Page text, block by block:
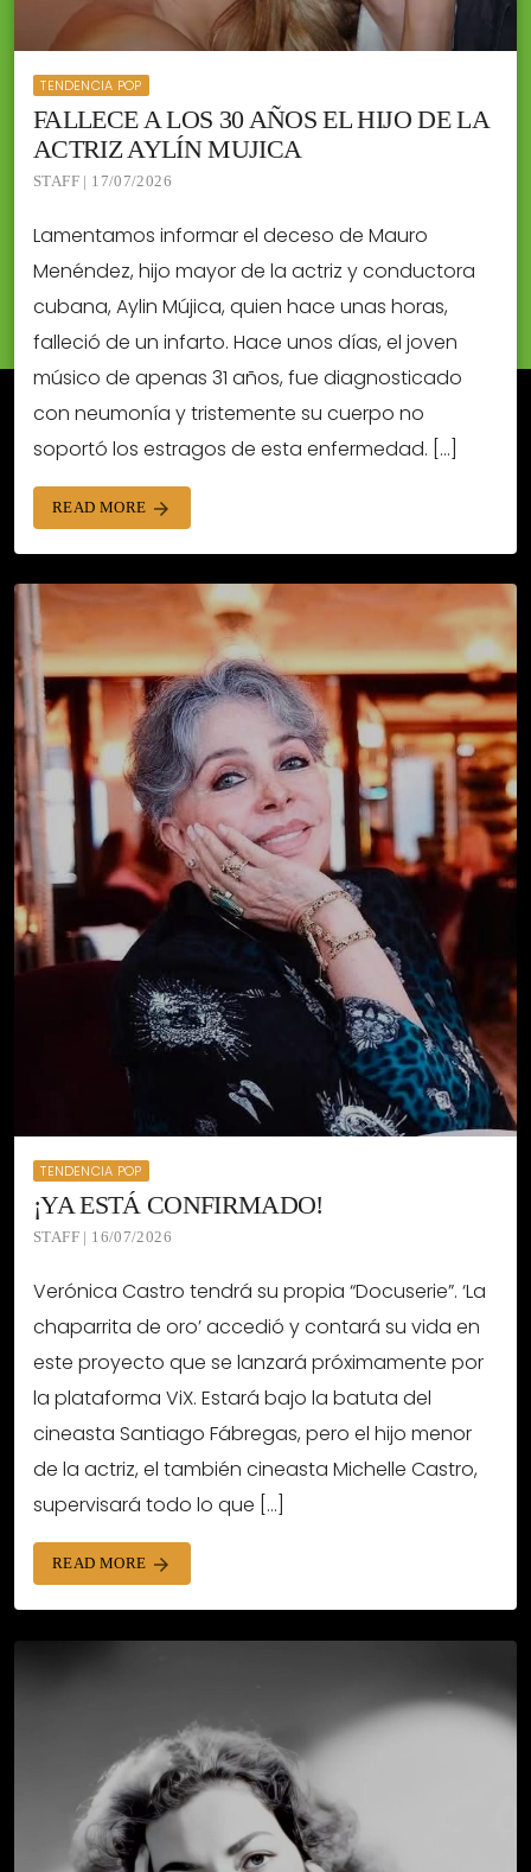
TENDENCIA POP
FALLECE A LOS 30 AÑOS EL HIJO DE LA
ACTRIZ AYLÍN MUJICA
STAFF | 17/07/2026
Lamentamos informar el deceso de Mauro
Menéndez, hijo mayor de la actriz y conductora
cubana, Aylin Mújica, quien hace unas horas,
falleció de un infarto. Hace unos días, el joven
músico de apenas 31 años, fue diagnosticado
con neumonía y tristemente su cuerpo no
soportó los estragos de esta enfermedad. […]
READ MORE arrow_forward
TENDENCIA POP
¡YA ESTÁ CONFIRMADO!
STAFF | 16/07/2026
Verónica Castro tendrá su propia “Docuserie”. ‘La
chaparrita de oro’ accedió y contará su vida en
este proyecto que se lanzará próximamente por
la plataforma ViX. Estará bajo la batuta del
cineasta Santiago Fábregas, pero el hijo menor
de la actriz, el también cineasta Michelle Castro,
supervisará todo lo que […]
READ MORE arrow_forward